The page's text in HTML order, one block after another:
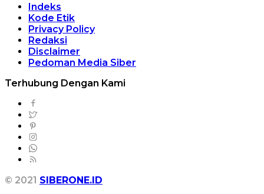
Indeks
Kode Etik
Privacy Policy
Redaksi
Disclaimer
Pedoman Media Siber
Terhubung Dengan Kami
© 2021 SIBERONE.ID